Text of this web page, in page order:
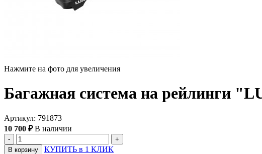
Нажмите на фото для увеличения
Багажная система на рейлинги
Артикул: 791873
10 700 ₽ В наличии
-
+
В корзину
КУПИТЬ в 1 КЛИК